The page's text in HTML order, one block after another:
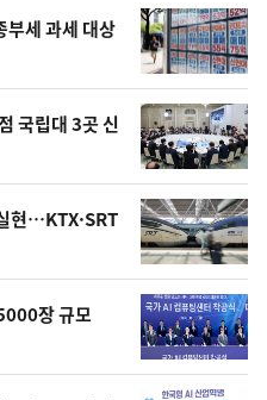
세 과세 대상
국립대 3곳 신
현…KTX·SRT
장 규모